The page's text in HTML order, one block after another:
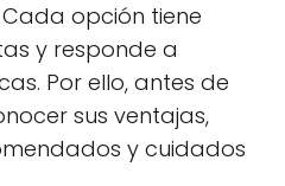
opción tiene
y responde a
Por ello, antes de
sus ventajas,
y cuidados